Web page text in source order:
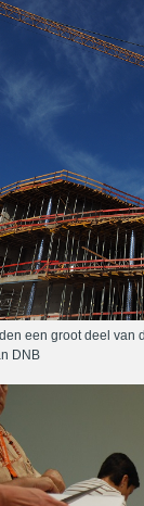
een groot deel van
DNB